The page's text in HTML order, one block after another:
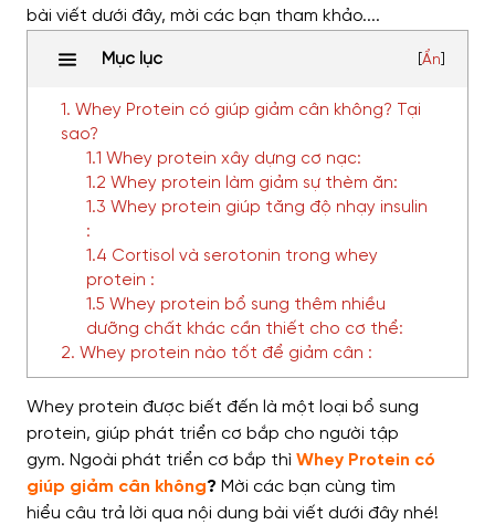
Mục lục Ẩn
1. Whey Protein có giúp giảm cân không? Tại
sao?
1.1 Whey protein xây dựng cơ nạc:
1.2 Whey protein làm giảm sự thèm ăn:
1.3 Whey protein giúp tăng độ nhạy insulin
:
1.4 Cortisol và serotonin trong whey
protein :
1.5 Whey protein bổ sung thêm nhiều
dưỡng chất khác cần thiết cho cơ thể:
2. Whey protein nào tốt để giảm cân :
Whey protein được biết đến là một loại bổ sung
protein, giúp phát triển cơ bắp cho người tập
gym. Ngoài phát triển cơ bắp thì Whey Protein có
giúp giảm cân không? Mời các bạn cùng tìm
hiểu câu trả lời qua nội dung bài viết dưới đây nhé!